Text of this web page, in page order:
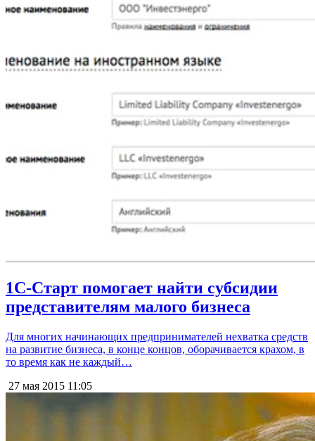
1С-Старт помогает найти субсидии
представителям малого бизнеса
Для многих начинающих предпринимателей нехватка средств
на развитие бизнеса, в конце концов, оборачивается крахом, в
то время как не каждый…
27 мая 2015 11:05